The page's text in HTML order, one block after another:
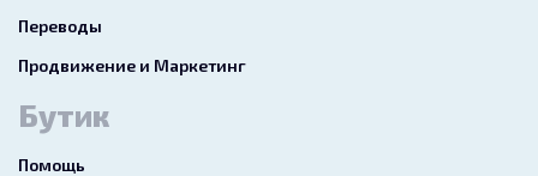
Переводы
Продвижение и Маркетинг
Бутик
Помощь